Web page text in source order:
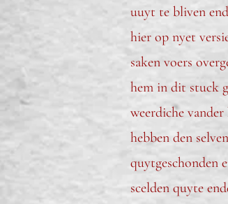
uuyt te bliven
hier op nyet
saken voers
hem in dit stuck
weerdiche
hebben den
quytgeschonden
scelden quyte